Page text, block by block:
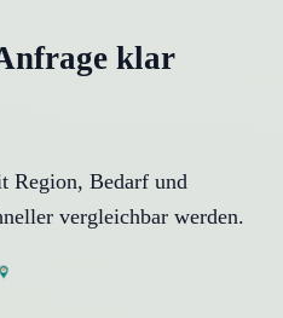
klar
Region, Bedarf und
vergleichbar werden.